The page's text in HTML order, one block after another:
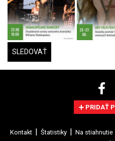
SLEDOVAŤ
PRIDAŤ
Kontakt Štatistiky Na stiahnutie